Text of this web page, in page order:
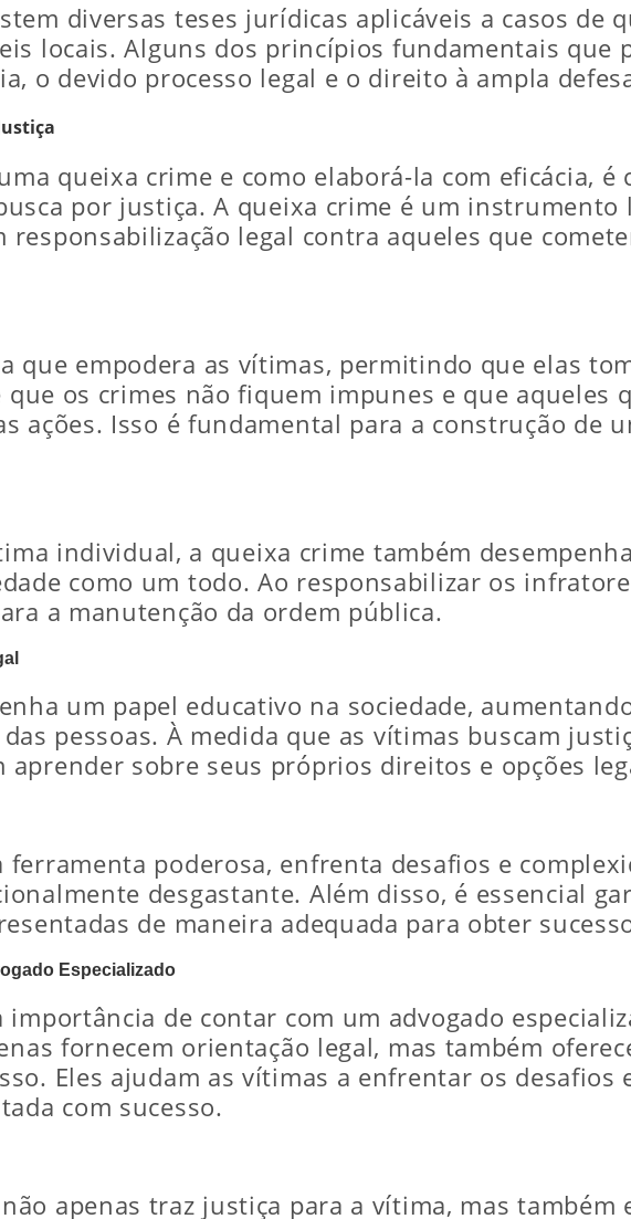
diversas teses jurídicas aplicáveis a casos de
locais. Alguns dos princípios fundamentais que
o devido processo legal e o direito à ampla
queixa crime e como elaborá-la com eficácia, é
por justiça. A queixa crime é um instrumento
legal contra aqueles que
que empodera as vítimas, permitindo que elas
os crimes não fiquem impunes e que aqueles
ações. Isso é fundamental para a construção de
individual, a queixa crime também
como um todo. Ao responsabilizar os
a manutenção da ordem pública.
um papel educativo na sociedade,
pessoas. À medida que as vítimas buscam
aprender sobre seus próprios direitos e opções
poderosa, enfrenta desafios e
desgastante. Além disso, é essencial
de maneira adequada para obter
Especializado
importância de contar com um advogado
fornecem orientação legal, mas também
Eles ajudam as vítimas a enfrentar os desafios
com sucesso.
apenas traz justiça para a vítima, mas também